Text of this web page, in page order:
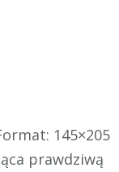
145×205
prawdziwą